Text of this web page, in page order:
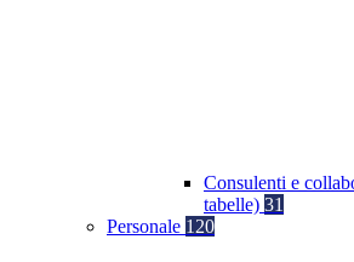
Consulenti e
tabelle) 31
Personale 120